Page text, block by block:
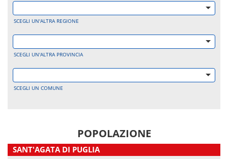
SCEGLI UN'ALTRA REGIONE
SCEGLI UN'ALTRA PROVINCIA
SCEGLI UN COMUNE
POPOLAZIONE
SANT'AGATA DI PUGLIA